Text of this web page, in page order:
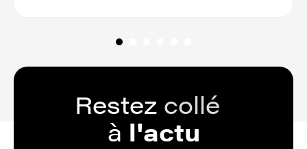
Restez collé
à l'actu